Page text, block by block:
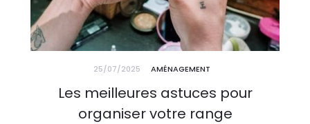
25/07/2025 AMÉNAGEMENT
Les meilleures astuces pour
organiser votre range